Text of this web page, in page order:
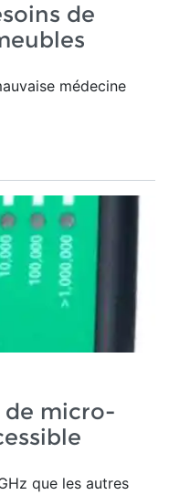
de
médecine
micro-
que les autres